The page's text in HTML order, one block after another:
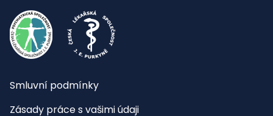
Smluvní podmínky
Zásady práce s vašimi údaji